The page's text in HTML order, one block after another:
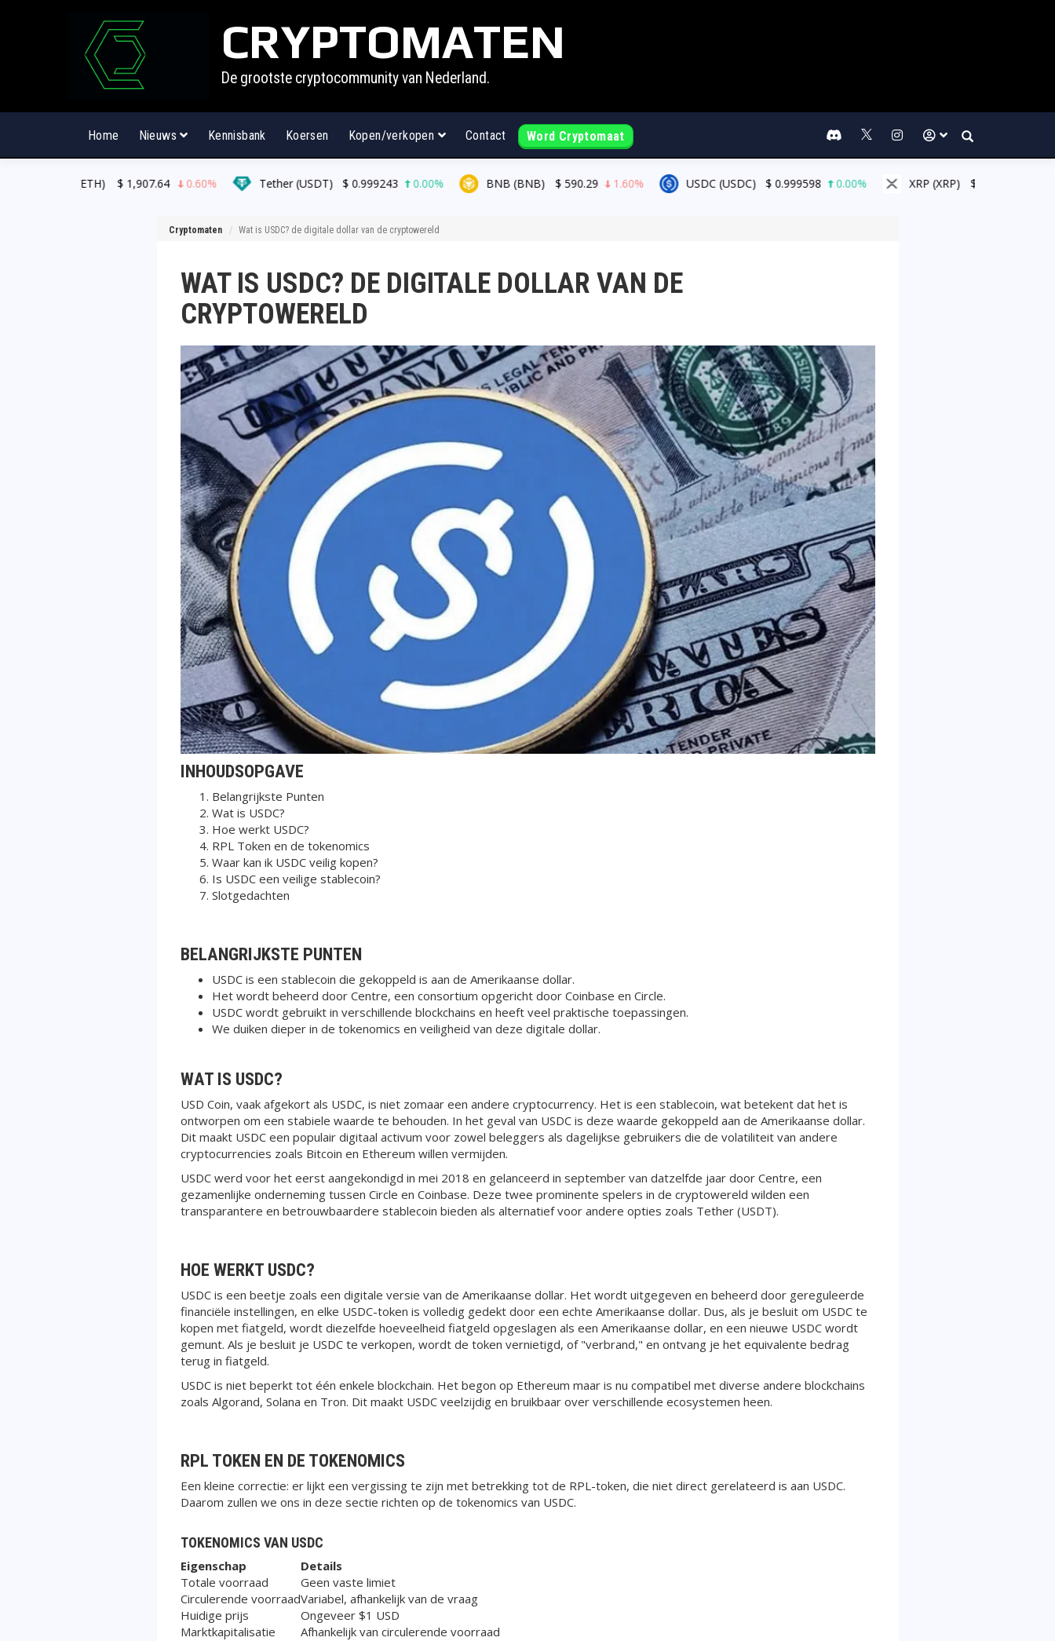
CRYPTOMATEN
De grootste cryptocommunity van Nederland.
Home Nieuws Kennisbank Koersen Kopen/verkopen Contact Word Cryptomaat
1,907.64 0.60% Tether (USDT) $0.999243 0.00% BNB (BNB) $590.29 1.60% USDC (USDC) $0.999598 0.00% XRP (XRP) $1.03 3.20%
Cryptomaten Wat is USDC? de digitale dollar van de cryptowereld
WAT IS USDC? DE DIGITALE DOLLAR VAN DE
CRYPTOWERELD
INHOUDSOPGAVE
Belangrijkste Punten
Wat is USDC?
Hoe werkt USDC?
RPL Token en de tokenomics
Waar kan ik USDC veilig kopen?
Is USDC een veilige stablecoin?
Slotgedachten
BELANGRIJKSTE PUNTEN
USDC is een stablecoin die gekoppeld is aan de Amerikaanse dollar.
Het wordt beheerd door Centre, een consortium opgericht door Coinbase en Circle.
USDC wordt gebruikt in verschillende blockchains en heeft veel praktische toepassingen.
We duiken dieper in de tokenomics en veiligheid van deze digitale dollar.
WAT IS USDC?
USD Coin, vaak afgekort als USDC, is niet zomaar een andere cryptocurrency. Het is een stablecoin, wat betekent dat het is
ontworpen om een stabiele waarde te behouden. In het geval van USDC is deze waarde gekoppeld aan de Amerikaanse dollar.
Dit maakt USDC een populair digitaal activum voor zowel beleggers als dagelijkse gebruikers die de volatiliteit van andere
cryptocurrencies zoals Bitcoin en Ethereum willen vermijden.
USDC werd voor het eerst aangekondigd in mei 2018 en gelanceerd in september van datzelfde jaar door Centre, een
gezamenlijke onderneming tussen Circle en Coinbase. Deze twee prominente spelers in de cryptowereld wilden een
transparantere en betrouwbaardere stablecoin bieden als alternatief voor andere opties zoals Tether (USDT).
HOE WERKT USDC?
USDC is een beetje zoals een digitale versie van de Amerikaanse dollar. Het wordt uitgegeven en beheerd door gereguleerde
financiële instellingen, en elke USDC-token is volledig gedekt door een echte Amerikaanse dollar. Dus, als je besluit om USDC te
kopen met fiatgeld, wordt diezelfde hoeveelheid fiatgeld opgeslagen als een Amerikaanse dollar, en een nieuwe USDC wordt
gemunt. Als je besluit je USDC te verkopen, wordt de token vernietigd, of "verbrand," en ontvang je het equivalente bedrag
terug in fiatgeld.
USDC is niet beperkt tot één enkele blockchain. Het begon op Ethereum maar is nu compatibel met diverse andere blockchains
zoals Algorand, Solana en Tron. Dit maakt USDC veelzijdig en bruikbaar over verschillende ecosystemen heen.
RPL TOKEN EN DE TOKENOMICS
Een kleine correctie: er lijkt een vergissing te zijn met betrekking tot de RPL-token, die niet direct gerelateerd is aan USDC.
Daarom zullen we ons in deze sectie richten op de tokenomics van USDC.
TOKENOMICS VAN USDC
Eigenschap
Details
Totale voorraad
Geen vaste limiet
Circulerende voorraadVariabel, afhankelijk van de vraag
Huidige prijs
Ongeveer $1 USD
Marktkapitalisatie
Afhankelijk van circulerende voorraad